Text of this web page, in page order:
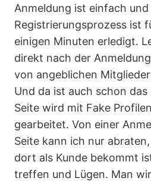
Anmeldung ist einfach
Registrierungsprozess ist
einigen Minuten erledigt.
direkt nach der
von angeblichen
Und da ist auch schon
Seite wird mit Fake
gearbeitet. Von einer
Seite kann ich nur
dort als Kunde bekommt
treffen und Lügen. Man